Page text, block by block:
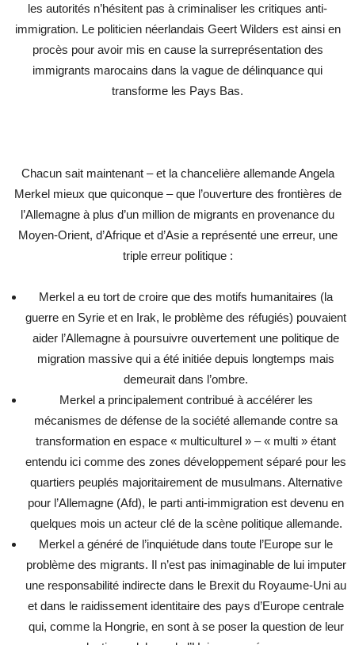
les autorités n’hésitent pas à criminaliser les critiques anti-
immigration. Le politicien néerlandais Geert Wilders est ainsi en
procès pour avoir mis en cause la surreprésentation des
immigrants marocains dans la vague de délinquance qui
transforme les Pays Bas.
Chacun sait maintenant – et la chancelière allemande Angela
Merkel mieux que quiconque – que l’ouverture des frontières de
l’Allemagne à plus d’un million de migrants en provenance du
Moyen-Orient, d’Afrique et d’Asie a représenté une erreur, une
triple erreur politique :
Merkel a eu tort de croire que des motifs humanitaires (la
guerre en Syrie et en Irak, le problème des réfugiés) pouvaient
aider l’Allemagne à poursuivre ouvertement une politique de
migration massive qui a été initiée depuis longtemps mais
demeurait dans l’ombre.
Merkel a principalement contribué à accélérer les
mécanismes de défense de la société allemande contre sa
transformation en espace « multiculturel » – « multi » étant
entendu ici comme des zones développement séparé pour les
quartiers peuplés majoritairement de musulmans. Alternative
pour l’Allemagne (Afd), le parti anti-immigration est devenu en
quelques mois un acteur clé de la scène politique allemande.
Merkel a généré de l’inquiétude dans toute l’Europe sur le
problème des migrants. Il n’est pas inimaginable de lui imputer
une responsabilité indirecte dans le Brexit du Royaume-Uni au
et dans le raidissement identitaire des pays d’Europe centrale
qui, comme la Hongrie, en sont à se poser la question de leur